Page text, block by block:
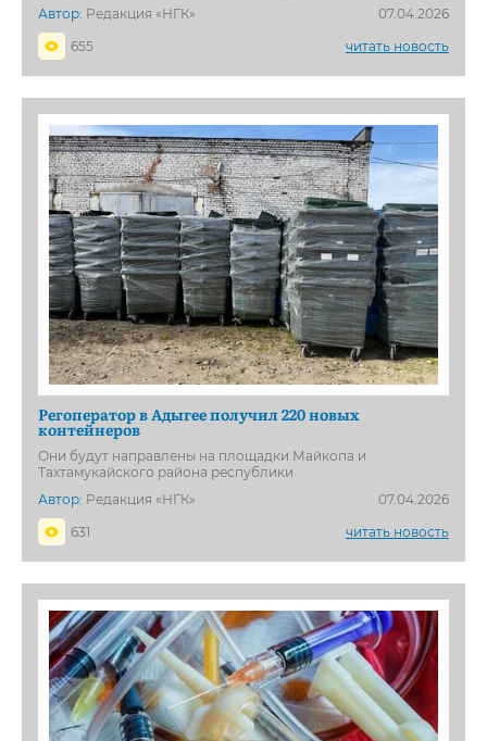
Автор: Редакция «НГК»
07.04.2026
655
читать новость
Регоператор в Адыгее получил 220 новых
контейнеров
Они будут направлены на площадки Майкопа и
Тахтамукайского района республики
Автор: Редакция «НГК»
07.04.2026
631
читать новость